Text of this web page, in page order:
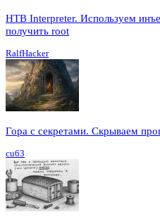
HTB Interpreter. Используем
получить root
RalfHacker
Гора с секретами. Скрываем
cu63